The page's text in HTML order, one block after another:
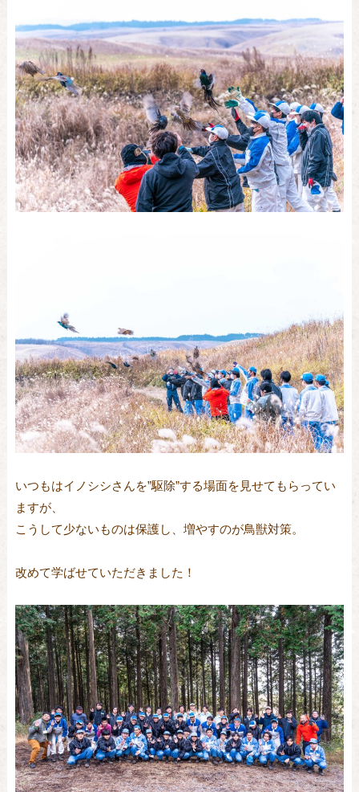
いつもはイノシシさんを”駆除”する場面を見せてもらってい
ますが、
こうして少ないものは保護し、増やすのが鳥獣対策。
改めて学ばせていただきました！